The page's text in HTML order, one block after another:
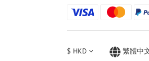
$ HKD 繁體中